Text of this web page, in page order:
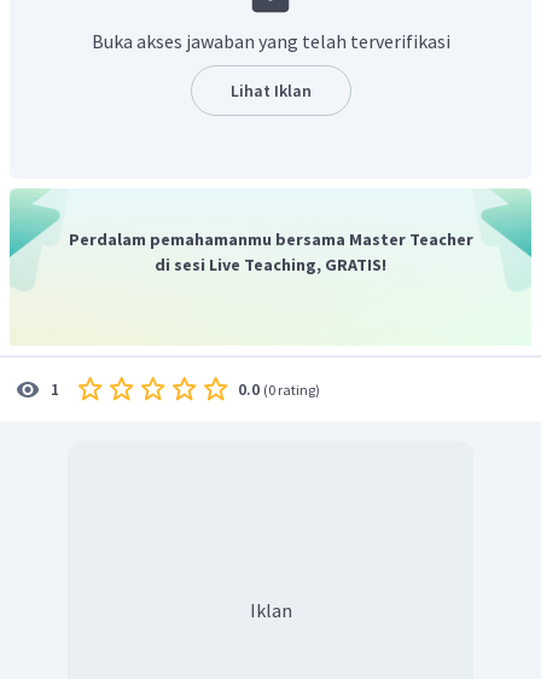
Buka akses jawaban yang telah terverifikasi
Lihat Iklan
Perdalam pemahamanmu bersama Master Teacher
di sesi Live Teaching, GRATIS!
1 0.0 (0 rating)
Iklan